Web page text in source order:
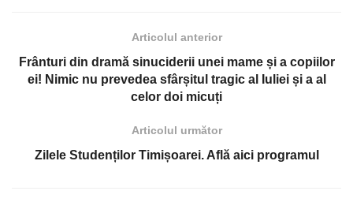
Articolul anterior
Frânturi din dramă sinuciderii unei mame și a copiilor
ei! Nimic nu prevedea sfârșitul tragic al Iuliei și a al
celor doi micuți
Articolul următor
Zilele Studenților Timișoarei. Află aici programul